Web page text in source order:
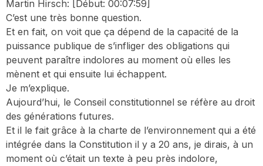
Martin Hirsch: [Début: 00:07:59]
C’est une très bonne question.
Et en fait, on voit que ça dépend de la capacité de la
puissance publique de s’infliger des obligations qui
peuvent paraître indolores au moment où elles les
mènent et qui ensuite lui échappent.
Je m’explique.
Aujourd’hui, le Conseil constitutionnel se réfère au droit
des générations futures.
Et il le fait grâce à la charte de l’environnement qui a été
intégrée dans la Constitution il y a 20 ans, je dirais, à un
moment où c’était un texte à peu près indolore,